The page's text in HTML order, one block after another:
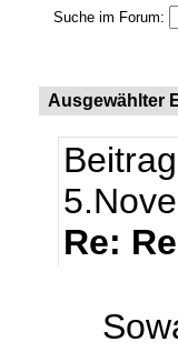
Suche im Forum:
Ausgewählter
Re: